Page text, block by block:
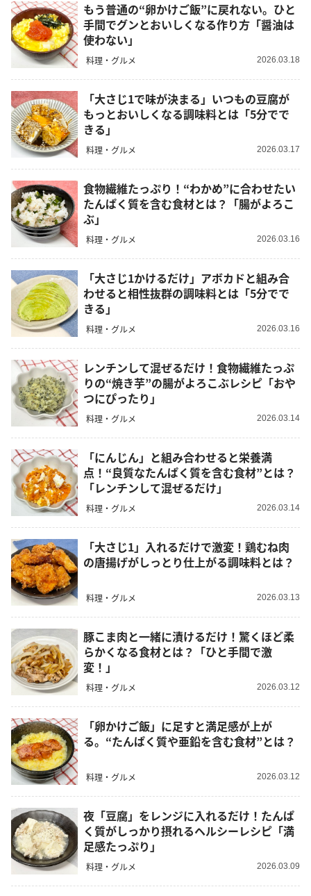
もう普通の“卵かけご飯”に戻れない。ひと
手間でグンとおいしくなる作り方「醤油は
使わない」
料理・グルメ 2026.03.18
「大さじ1で味が決まる」いつもの豆腐が
もっとおいしくなる調味料とは「5分でで
きる」
料理・グルメ 2026.03.17
食物繊維たっぷり！“わかめ”に合わせたい
たんぱく質を含む食材とは？「腸がよろこ
ぶ」
料理・グルメ 2026.03.16
「大さじ1かけるだけ」アボカドと組み合
わせると相性抜群の調味料とは「5分でで
きる」
料理・グルメ 2026.03.16
レンチンして混ぜるだけ！食物繊維たっぷ
りの“焼き芋”の腸がよろこぶレシピ「おや
つにぴったり」
料理・グルメ 2026.03.14
「にんじん」と組み合わせると栄養満
点！“良質なたんぱく質を含む食材”とは？
「レンチンして混ぜるだけ」
料理・グルメ 2026.03.14
「大さじ1」入れるだけで激変！鶏むね肉
の唐揚げがしっとり仕上がる調味料とは？
料理・グルメ 2026.03.13
豚こま肉と一緒に漬けるだけ！驚くほど柔
らかくなる食材とは？「ひと手間で激
変！」
料理・グルメ 2026.03.12
「卵かけご飯」に足すと満足感が上が
る。“たんぱく質や亜鉛を含む食材”とは？
料理・グルメ 2026.03.12
夜「豆腐」をレンジに入れるだけ！たんぱ
く質がしっかり摂れるヘルシーレシピ「満
足感たっぷり」
料理・グルメ 2026.03.09